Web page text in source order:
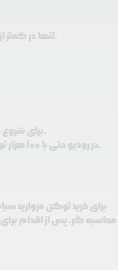
تنها در کمتر از 30 ثانیه ثبت‌نام و احراز هویت خود را تکمیل کنید.
برای شروع معامله، کیف پول خود را به میزان دلخواه شارژ کنید.
در رودیو حتی با 100 هزار تومان هم امکان معامله و خرید ارز دیجیتال وجود دارد.
برای خرید توکن مروارید
محاسبه گر، پس از اقدام